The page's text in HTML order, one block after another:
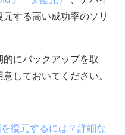
する高い成功率のソリ
にバックアップを取
しておいてください。
復元するには？詳細な